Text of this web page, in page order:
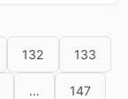
系统对各考场进
132 133
… 147